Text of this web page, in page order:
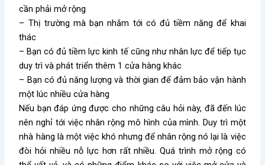
cần phải mở rộng
– Thị trường mà bạn nhắm tới có đủ tiềm năng để khai
thác
– Bạn có đủ tiềm lực kinh tế cũng như nhân lực để tiếp tục
duy trì và phát triển thêm 1 cửa hàng khác
– Bạn có đủ năng lượng và thời gian để đảm bảo vận hành
một lúc nhiều cửa hàng
Nếu bạn đáp ứng được cho những câu hỏi này, đã đến lúc
nên nghỉ tới việc nhân rộng mô hình của mình. Duy trì một
nhà hàng là một việc khó nhưng để nhân rộng nó lại là việc
đòi hỏi nhiều nỗ lực hơn rất nhiều. Quá trình mở rộng có